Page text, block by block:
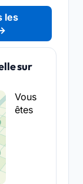
les
sur
Vous
êtes